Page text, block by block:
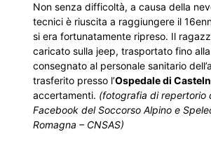
Non senza difficoltà, a causa della
tecnici è riuscita a raggiungere il
si era fortunatamente ripreso. Il
caricato sulla jeep, trasportato fino
consegnato al personale sanitario
trasferito presso l’Ospedale di
accertamenti. (fotografia di repertorio
Facebook del Soccorso Alpino e
Romagna – CNSAS)